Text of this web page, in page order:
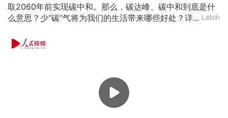
取2060年前实现碳中和。那么，碳达峰、碳中和到底是什
么意思？少“碳”气将为我们的生活带来哪些好处？详... Lebih